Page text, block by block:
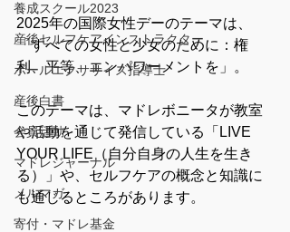
養成スクール2023
産後セルフケアインストラクター
ボールエクササイズ指導士
産後白書
会員活動
マドレジャーナル
メルマガ
寄付・マドレ基金
2025年の国際女性デーのテーマは、
「すべての女性と少女のために：権
利、平等、エンパワーメントを」。
このテーマは、マドレボニータが教室
や活動を通じて発信している「LIVE
YOUR LIFE（自分自身の人生を生き
る）」や、セルフケアの概念と知識に
も通じるところがあります。